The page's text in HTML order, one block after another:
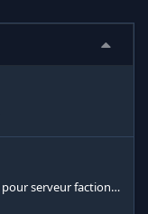
[REFONTE COMPLETE] MCP 1.7.10 complet pour serveur faction [Supprimé]